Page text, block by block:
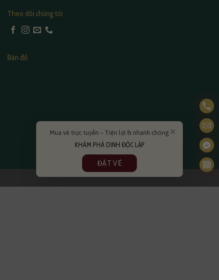
Theo dõi chúng tôi
Bản đồ
Mua vé trực tuyến – Tiện lợi & nhanh chóng
KHÁM PHÁ DINH ĐỘC LẬP
ĐẶT VÉ